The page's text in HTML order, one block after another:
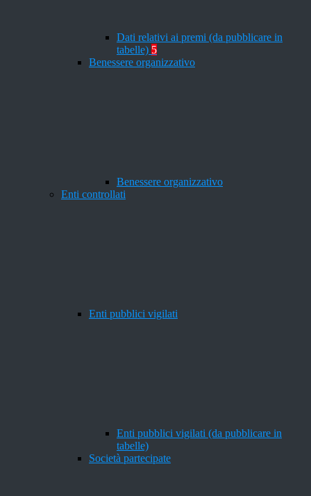
Dati relativi ai premi (da pubblicare in
tabelle) 5
Benessere organizzativo
Benessere organizzativo
Enti controllati
Enti pubblici vigilati
Enti pubblici vigilati (da pubblicare in
tabelle)
Società partecipate